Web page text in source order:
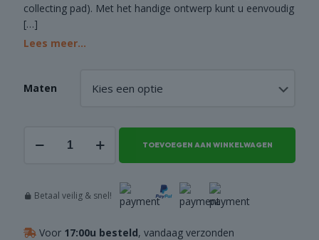
collecting pad). Met het handige ontwerp kunt u eenvoudig
[…]
Lees meer...
Maten
voor
aantal
TOEVOEGEN AAN WINKELWAGEN
Betaal veilig & snel!
Voor 17:00u besteld, vandaag verzonden